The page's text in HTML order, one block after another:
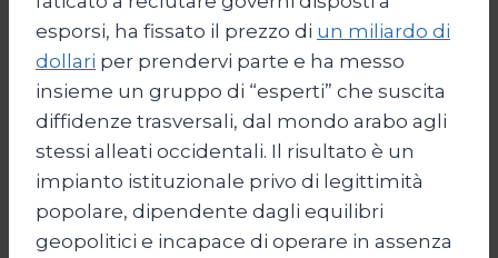
esporsi, ha fissato il prezzo di un miliardo di
dollari per prendervi parte e ha messo
insieme un gruppo di “esperti” che suscita
diffidenze trasversali, dal mondo arabo agli
stessi alleati occidentali. Il risultato è un
impianto istituzionale privo di legittimità
popolare, dipendente dagli equilibri
geopolitici e incapace di operare in assenza